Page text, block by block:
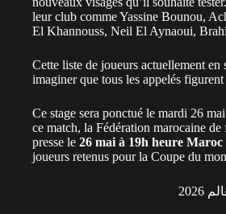
leur club comme Yassine Bounou,
El Khannouss, Neil El Aynaoui,
Cette liste de joueurs actuellement
imaginer que tous les appelés
Ce stage sera ponctué le mardi 26 mai
ce match, la Fédération marocaine
presse le 26 mai à 19h heure
joueurs retenus pour la Coupe du